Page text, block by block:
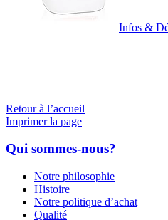
Infos &
Retour à l’accueil
Imprimer la page
Qui sommes-nous?
Notre philosophie
Histoire
Notre politique d’achat
Qualité